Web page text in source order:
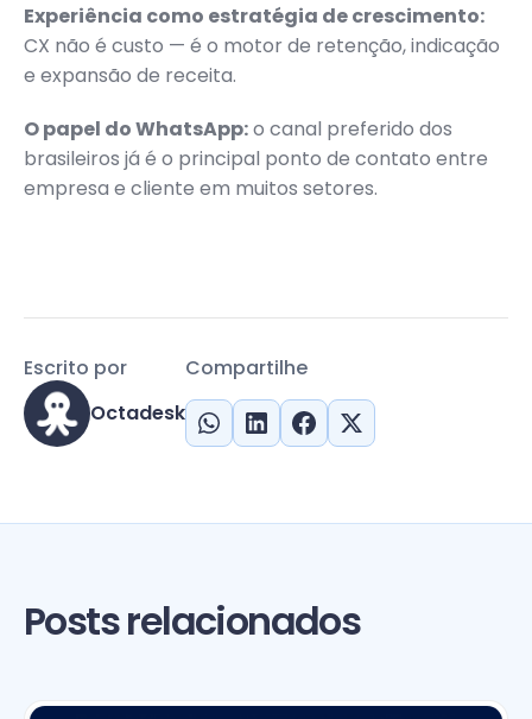
Experiência como estratégia de crescimento:
CX não é custo — é o motor de retenção, indicação
e expansão de receita.
O papel do WhatsApp:o canal preferido dos
brasileiros já é o principal ponto de contato entre
empresa e cliente em muitos setores.
Compartilhe
Escrito por
Octadesk
Posts relacionados